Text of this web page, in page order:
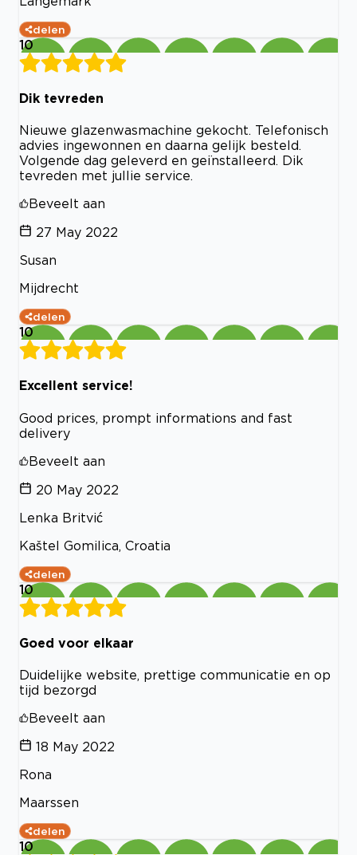
delen
10
Dik tevreden
Nieuwe glazenwasmachine gekocht. Telefonisch
advies ingewonnen en daarna gelijk besteld.
Volgende dag geleverd en geïnstalleerd. Dik
tevreden met jullie service.
Beveelt aan
27 May 2022
Susan
Mijdrecht
delen
10
Excellent service!
Good prices, prompt informations and fast
delivery
Beveelt aan
20 May 2022
Lenka Britvić
Kaštel Gomilica, Croatia
delen
10
Goed voor elkaar
Duidelijke website, prettige communicatie en op
tijd bezorgd
Beveelt aan
18 May 2022
Rona
Maarssen
delen
10